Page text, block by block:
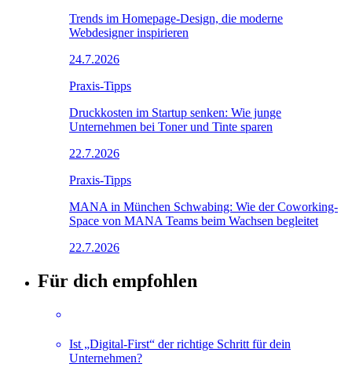
Trends im Homepage-Design, die moderne
Webdesigner inspirieren
24.7.2026
Praxis-Tipps
Druckkosten im Startup senken: Wie junge
Unternehmen bei Toner und Tinte sparen
22.7.2026
Praxis-Tipps
MANA in München Schwabing: Wie der Coworking-
Space von MANA Teams beim Wachsen begleitet
22.7.2026
Für dich empfohlen
Ist „Digital-First“ der richtige Schritt für dein
Unternehmen?